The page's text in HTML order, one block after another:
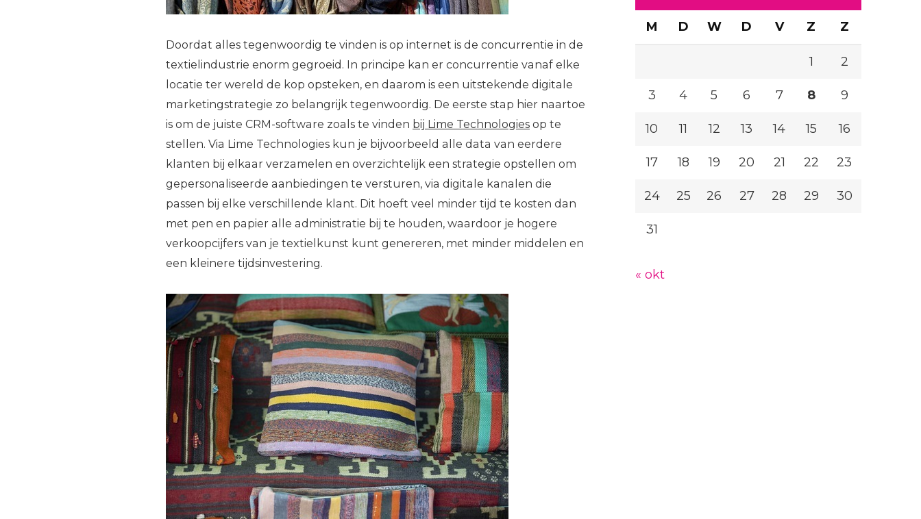
Doordat alles tegenwoordig te vinden is op internet is de concurrentie in de
textielindustrie enorm gegroeid. In principe kan er concurrentie vanaf elke
locatie ter wereld de kop opsteken, en daarom is een uitstekende digitale
marketingstrategie zo belangrijk tegenwoordig. De eerste stap hier naartoe
is om de juiste CRM-software zoals te vinden bij Lime Technologies op te
stellen. Via Lime Technologies kun je bijvoorbeeld alle data van eerdere
klanten bij elkaar verzamelen en overzichtelijk een strategie opstellen om
gepersonaliseerde aanbiedingen te versturen, via digitale kanalen die
passen bij elke verschillende klant. Dit hoeft veel minder tijd te kosten dan
met pen en papier alle administratie bij te houden, waardoor je hogere
verkoopcijfers van je textielkunst kunt genereren, met minder middelen en
een kleinere tijdsinvestering.
M D W D V Z Z
1 2
3 4 5 6 7 8 9
10 11 12 13 14 15 16
17 18 19 20 21 22 23
24 25 26 27 28 29 30
31
« okt